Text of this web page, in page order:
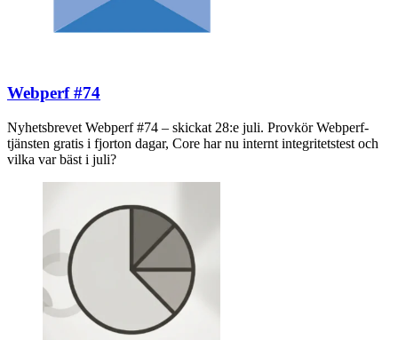
Webperf #74
Nyhetsbrevet Webperf #74 – skickat 28:e juli. Provkör Webperf-
tjänsten gratis i fjorton dagar, Core har nu internt integritetstest och
vilka var bäst i juli?